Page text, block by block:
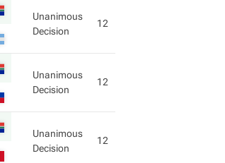
Unanimous
Decision
12
Unanimous
Decision
12
Unanimous
Decision
12